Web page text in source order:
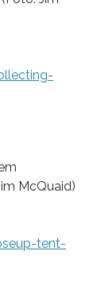
McQuaid)
tent-